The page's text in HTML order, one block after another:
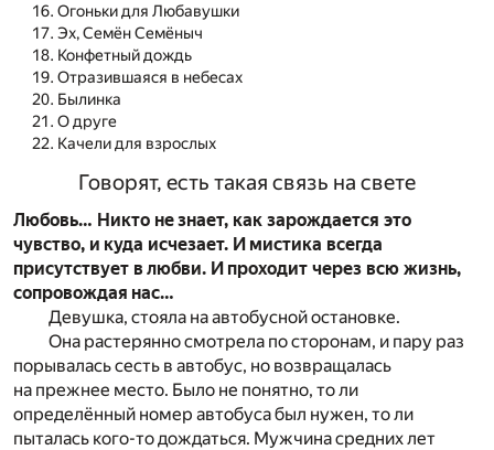
Огоньки для Любавушки
Эх, Семён Семёныч
Конфетный дождь
Отразившаяся в небесах
Былинка
О друге
Качели для взрослых
Говорят, есть такая связь на свете
Любовь… Никто не знает, как зарождается это
чувство, и куда исчезает. И мистика всегда
присутствует в любви. И проходит через всю жизнь,
сопровождая нас…
Девушка, стояла на автобусной остановке.
Она растерянно смотрела по сторонам, и пару раз
порывалась сесть в автобус, но возвращалась
на прежнее место. Было не понятно, то ли
определённый номер автобуса был нужен, то ли
пыталась кого-то дождаться. Мужчина средних лет